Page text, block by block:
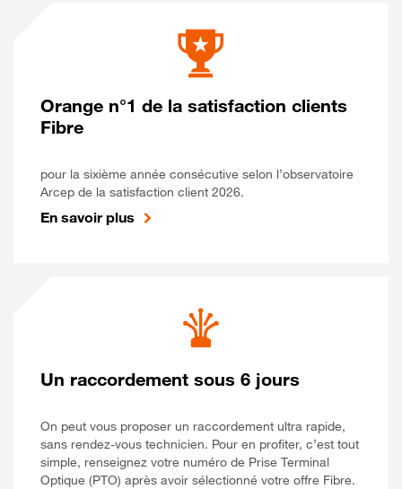
Orange n°1 de la satisfaction clients
Fibre
pour la sixième année consécutive selon l’observatoire
Arcep de la satisfaction client 2026.
En savoir plus
Un raccordement sous 6 jours
On peut vous proposer un raccordement ultra rapide,
sans rendez-vous technicien. Pour en profiter, c’est tout
simple, renseignez votre numéro de Prise Terminal
Optique (PTO) après avoir sélectionné votre offre Fibre.